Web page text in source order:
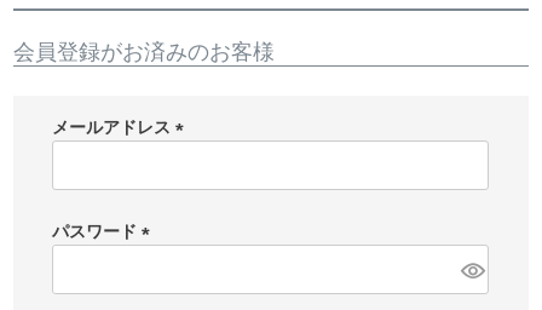
会員登録がお済みのお客様
メールアドレス
パスワード